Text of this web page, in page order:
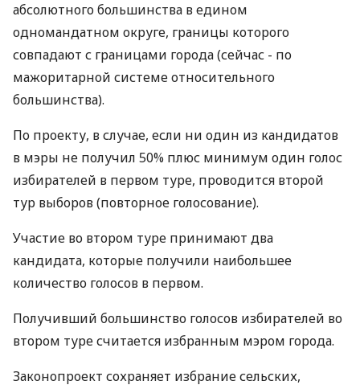
абсолютного большинства в едином
одномандатном округе, границы которого
совпадают с границами города (сейчас - по
мажоритарной системе относительного
большинства).
По проекту, в случае, если ни один из кандидатов
в мэры не получил 50% плюс минимум один голос
избирателей в первом туре, проводится второй
тур выборов (повторное голосование).
Участие во втором туре принимают два
кандидата, которые получили наибольшее
количество голосов в первом.
Получивший большинство голосов избирателей во
втором туре считается избранным мэром города.
Законопроект сохраняет избрание сельских,